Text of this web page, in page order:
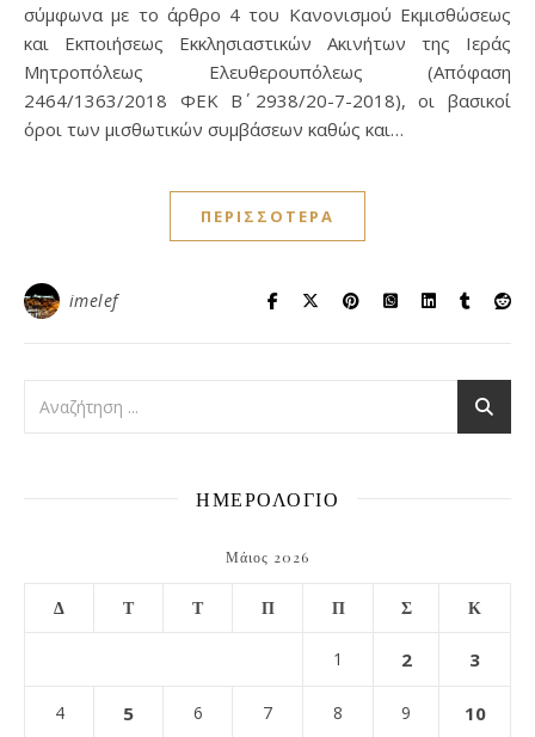
σύμφωνα με το άρθρο 4 του Κανονισμού Εκμισθώσεως
και Εκποιήσεως Εκκλησιαστικών Ακινήτων της Ιεράς
Μητροπόλεως Ελευθερουπόλεως (Απόφαση
2464/1363/2018 ΦΕΚ Β΄ 2938/20-7-2018), οι βασικοί
όροι των μισθωτικών συμβάσεων καθώς και…
ΠΕΡΙΣΣΌΤΕΡΑ
imelef
ΗΜΕΡΟΛΟΓΙΟ
Μάιος 2026
Δ Τ Τ Π Π Σ Κ
1 2 3
4 5 6 7 8 9 10